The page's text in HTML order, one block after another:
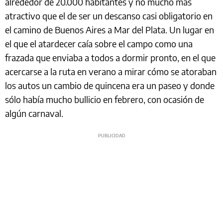
atractivo que el de ser un descanso casi obligatorio en
el camino de Buenos Aires a Mar del Plata. Un lugar en
el que el atardecer caía sobre el campo como una
frazada que enviaba a todos a dormir pronto, en el que
acercarse a la ruta en verano a mirar cómo se atoraban
los autos un cambio de quincena era un paseo y donde
sólo había mucho bullicio en febrero, con ocasión de
algún carnaval.